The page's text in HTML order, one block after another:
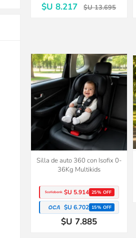
$U 8.217 $U 13.695
Silla de auto 360 con Isofix 0-
36Kg Multikids
$U 5.914 25% OFF
$U 6.702 15% OFF
$U 7.885